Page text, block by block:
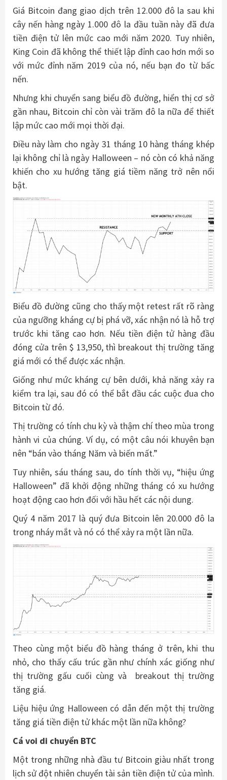
Giá Bitcoin đang giao dịch trên 12.000 đô la sau khi
cây nến hàng ngày 1.000 đô la đầu tuần này đã đưa
tiền điện tử lên mức cao mới năm 2020. Tuy nhiên,
King Coin đã không thể thiết lập đỉnh cao hơn mới so
với mức đỉnh năm 2019 của nó, nếu bạn đo từ bấc
nến.
Nhưng khi chuyển sang biểu đồ đường, hiển thị cơ sở
gần nhau, Bitcoin chỉ còn vài trăm đô la nữa để thiết
lập mức cao mới mọi thời đại.
Điều này làm cho ngày 31 tháng 10 hàng tháng khép
lại không chỉ là ngày Halloween – nó còn có khả năng
khiến cho xu hướng tăng giá tiềm năng trở nên nổi
bật.
Biểu đồ đường cũng cho thấy một retest rất rõ ràng
của ngưỡng kháng cự bị phá vỡ, xác nhận nó là hỗ trợ
trước khi tăng cao hơn. Nếu tiền điện tử hàng đầu
đóng cửa trên $ 13,950, thì breakout thị trường tăng
giá mới có thể được xác nhận.
Giống như mức kháng cự bên dưới, khả năng xảy ra
kiểm tra lại, sau đó có thể bắt đầu các cuộc đua cho
Bitcoin từ đó.
Thị trường có tính chu kỳ và thậm chí theo mùa trong
hành vi của chúng. Ví dụ, có một câu nói khuyên bạn
nên “bán vào tháng Năm và biến mất.”
Tuy nhiên, sáu tháng sau, do tính thời vụ, “hiệu ứng
Halloween” đã khởi động những tháng có xu hướng
hoạt động cao hơn đối với hầu hết các nội dung.
Quý 4 năm 2017 là quý đưa Bitcoin lên 20.000 đô la
trong nháy mắt và nó có thể xảy ra một lần nữa.
Theo cùng một biểu đồ hàng tháng ở trên, khi thu
nhỏ, cho thấy cấu trúc gần như chính xác giống như
thị trường gấu cuối cùng và breakout thị trường
tăng giá.
Liệu hiệu ứng Halloween có dẫn đến một thị trường
tăng giá tiền điện tử khác một lần nữa không?
Cá voi di chuyển BTC
Một trong những nhà đầu tư Bitcoin giàu nhất trong
lịch sử đột nhiên chuyển tài sản tiền điện tử của mình.